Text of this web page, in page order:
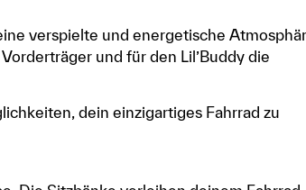
verspielte und energetische
und für den Lil’Buddy die
dein einzigartiges Fahrrad zu